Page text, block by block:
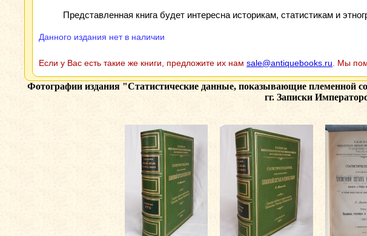
Представленная книга будет интересна историкам, статистикам и
Данного издания нет в наличии
Если у Вас есть такие же книги, предложите их нам sale@antiquebooks.ru . Мы
Фотографии издания "Статистические данные, показывающие племенной
гг. Записки